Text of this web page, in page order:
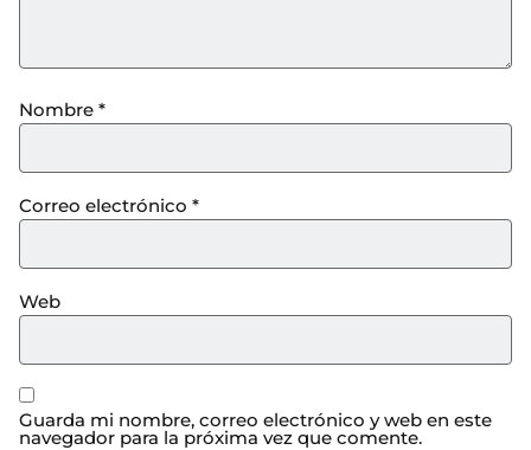
Nombre *
Correo electrónico *
Web
Guarda mi nombre, correo electrónico y web en este
navegador para la próxima vez que comente.